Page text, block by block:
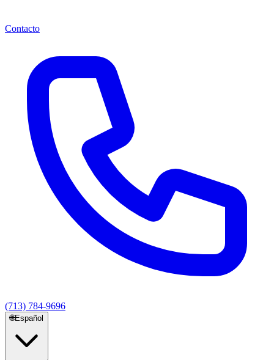
Contacto
(713) 784-9696
🌐Español